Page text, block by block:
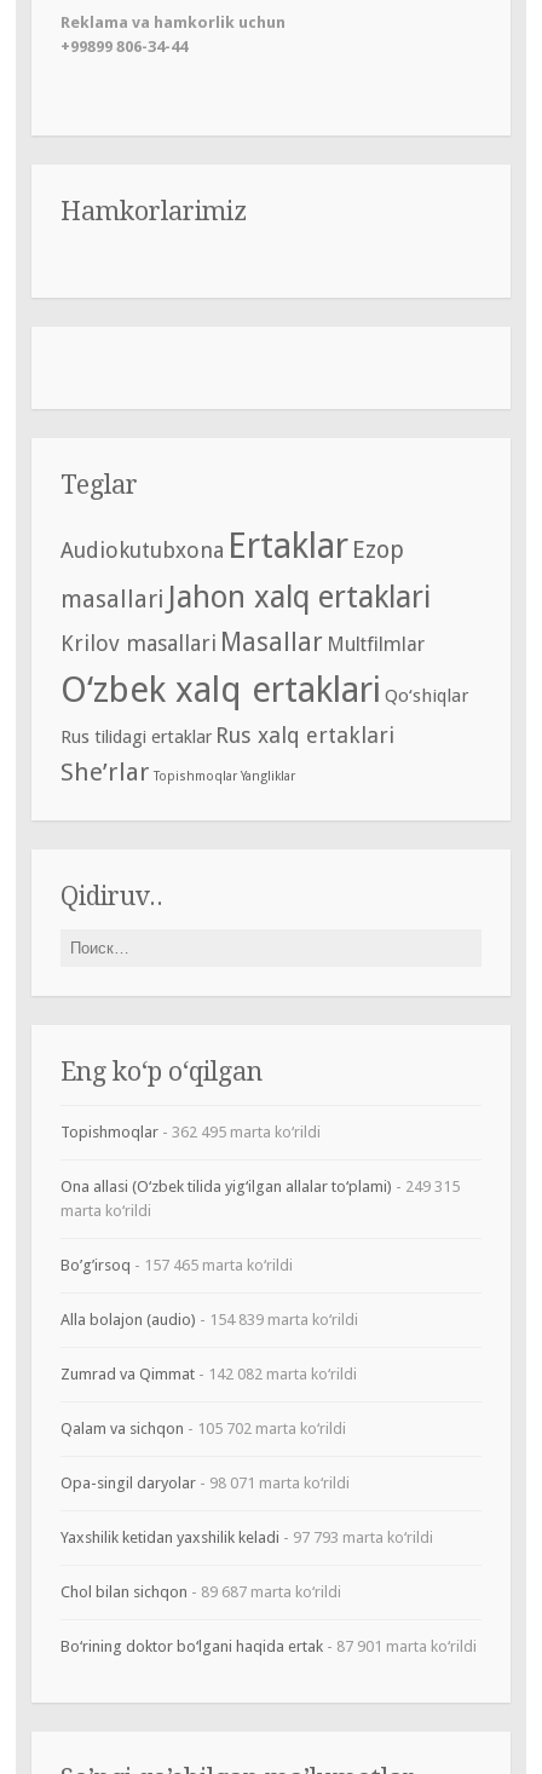
Reklama va hamkorlik uchun
+99899 806-34-44
Hamkorlarimiz
Teglar
Audiokutubxona Ertaklar Ezop
masallari Jahon xalq ertaklari
Krilov masallari Masallar Multfilmlar
O‘zbek xalq ertaklari Qo‘shiqlar
Rus tilidagi ertaklar Rus xalq ertaklari
She’rlar Topishmoqlar Yangliklar
Qidiruv..
Найти:
Eng ko‘p o‘qilgan
Topishmoqlar- 362 495 marta ko‘rildi
Ona allasi (O‘zbek tilida yig‘ilgan allalar to‘plami) - 249 315
marta ko‘rildi
Bo’g’irsoq - 157 465 marta ko‘rildi
Alla bolajon (audio) - 154 839 marta ko‘rildi
Zumrad va Qimmat- 142 082 marta ko‘rildi
Qalam va sichqon - 105 702 marta ko‘rildi
Opa-singil daryolar- 98 071 marta ko‘rildi
Yaxshilik ketidan yaxshilik keladi - 97 793 marta ko‘rildi
Chol bilan sichqon - 89 687 marta ko‘rildi
Bo‘rining doktor bo‘lgani haqida ertak- 87 901 marta ko‘rildi